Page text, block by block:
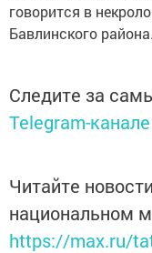
говорится в
Бавлинского района.
Следите за
Telegram-канале
Читайте
национальном
https://max.ru/